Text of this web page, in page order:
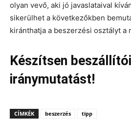
olyan vevő, aki jó javaslataival
sikerülhet a következőkben
kiránthatja a beszerzési osztályt a
Készítsen beszállítói
iránymutatást!
CÍMKÉK beszerzés tipp